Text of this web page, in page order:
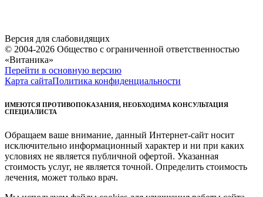
Версия для слабовидящих
© 2004-2026 Общество с ограниченной ответственностью
«Витаника»
Перейти в основную версию
Карта сайтаПолитика конфиденциальности
ИМЕЮТСЯ ПРОТИВОПОКАЗАНИЯ, НЕОБХОДИМА КОНСУЛЬТАЦИЯ
СПЕЦИАЛИСТА
Обращаем ваше внимание, данный Интернет-сайт носит
исключительно информационный характер и ни при каких
условиях не является публичной офертой. Указанная
стоимость услуг, не является точной. Определить стоимость
лечения, может только врач.